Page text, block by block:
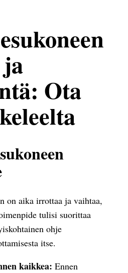
Ota
on aika irrottaa ja vaihtaa,
tulisi suorittaa
ohje
itse.
kaikkea: Ennen